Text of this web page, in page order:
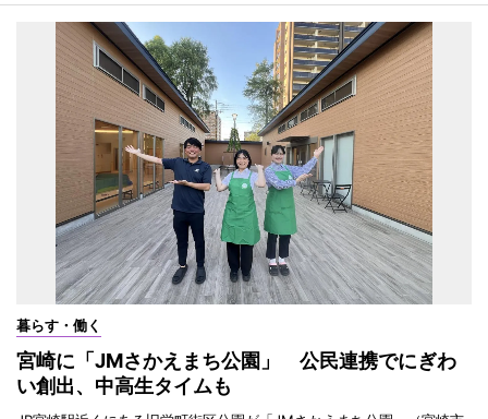
暮らす・働く
宮崎に「JMさかえまち公園」 公民連携でにぎわ
い創出、中高生タイムも